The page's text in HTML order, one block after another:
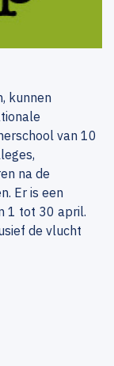
kunnen
van 10
na de
Er is een
1 tot 30 april.
de vlucht